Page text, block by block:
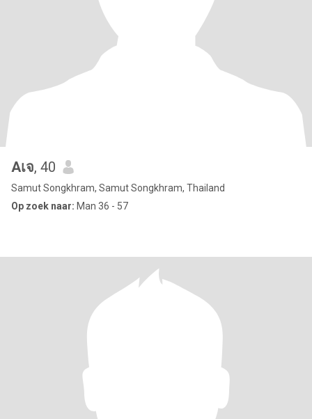
Aเจ, 40
Samut Songkhram, Samut Songkhram, Thailand
Op zoek naar: Man 36 - 57